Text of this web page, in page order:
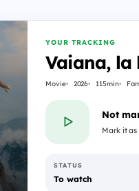
YOUR TRACKING
Vaiana, la
Movie 2026 115min
Not
Mark it
STATUS
To watch